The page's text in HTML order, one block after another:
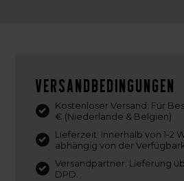
Versandbedingungen
Kostenloser Versand: Für
€ (Niederlande & Belgien)
Lieferzeit: Innerhalb von 1-2
abhängig von der
Versandpartner: Lieferung
DPD.